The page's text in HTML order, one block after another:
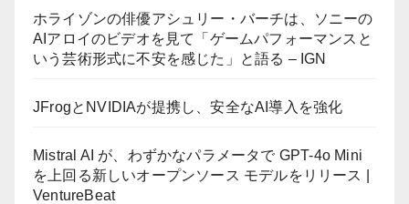
ー
ジ
送
ホライゾンの俳優アシュリー・バーチは、ソニーの
AIアロイのビデオを見て「ゲームパフォーマンスと
いう芸術形式に不安を感じた」と語る – IGN
JFrogとNVIDIAが提携し、安全なAI導入を強化
Mistral AI が、わずかなパラメータで GPT-4o Mini
を上回る新しいオープンソース モデルをリリース |
VentureBeat